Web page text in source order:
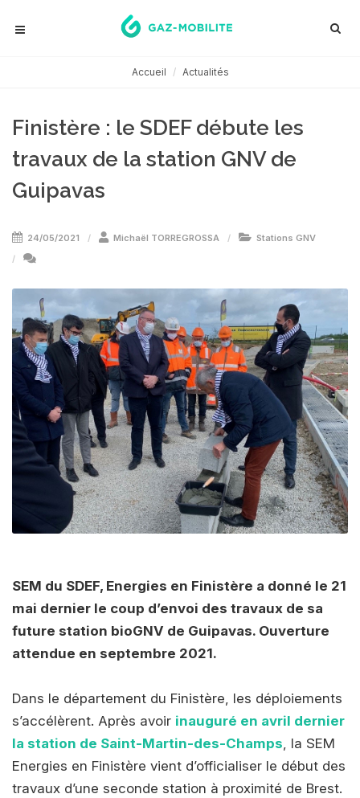
Accueil Actualités
Finistère : le SDEF débute les
travaux de la station GNV de
Guipavas
24/05/2021 Michaël TORREGROSSA Stations GNV
SEM du SDEF, Energies en Finistère a donné le 21
mai dernier le coup d’envoi des travaux de sa
future station bioGNV de Guipavas. Ouverture
attendue en septembre 2021.
Dans le département du Finistère, les déploiements
s’accélèrent. Après avoir inauguré en avril dernier
la station de Saint-Martin-des-Champs, la SEM
Energies en Finistère vient d’officialiser le début des
travaux d’une seconde station à proximité de Brest.